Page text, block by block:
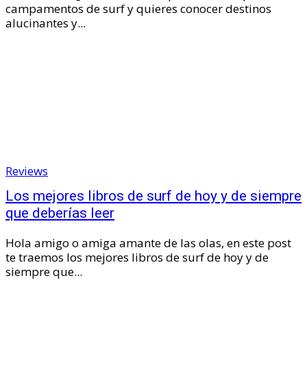
campamentos de surf y quieres conocer destinos
alucinantes y...
Reviews
Los mejores libros de surf de hoy y de siempre
que deberías leer
Hola amigo o amiga amante de las olas, en este post
te traemos los mejores libros de surf de hoy y de
siempre que...